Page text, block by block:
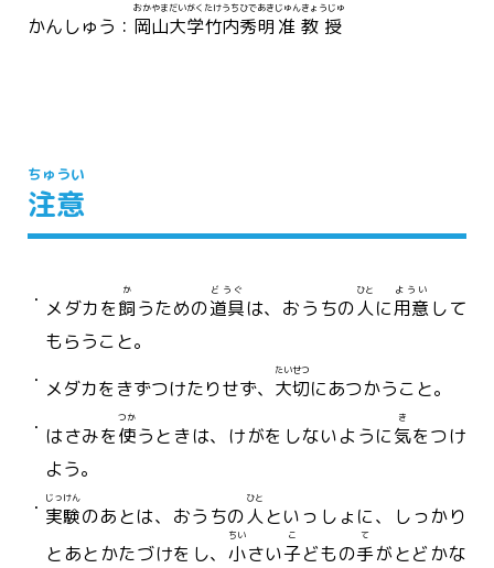
かんしゅう： 岡山大学
おかやまだいがく
竹内
たけうち
秀明
ひであき
准教授
じゅんきょうじゅ
注意
ちゅうい
メダカを飼
か
うための道具
どうぐ
は、おうちの人
ひと
に用意
ようい
して
もらうこと。
メダカをきずつけたりせず、 大切
たいせつ
にあつかうこと。
はさみを使
つか
うときは、けがをしないように気
き
をつけ
よう。
実験
じっけん
のあとは、おうちの人
ひと
といっしょに、しっかり
とあとかたづけをし、 小
ちい
さい子
こ
どもの手
て
がとどかな